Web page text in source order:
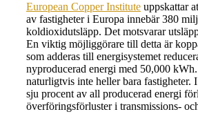
European Copper Institute uppskattar
av fastigheter i Europa innebär 380
koldioxidutsläpp. Det motsvarar
En viktig möjliggörare till detta är
som adderas till energisystemet
nyproducerad energi med 50,000
naturligtvis inte heller bara fastigheter.
sju procent av all producerad energi
överföringsförluster i transmissions-